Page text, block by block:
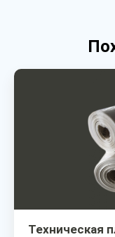
Техническая